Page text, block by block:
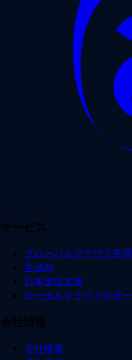
サービス
グローバルクラウド管理
生成AI
日本進出支援
ローカルクラウドサポ
会社情報
会社概要